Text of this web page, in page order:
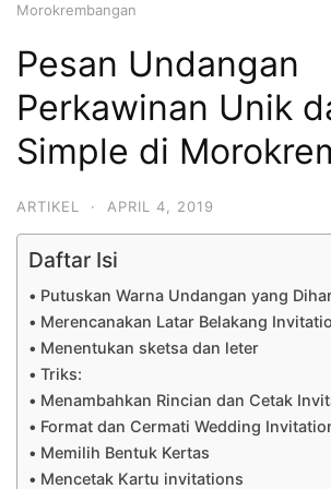
Morokrembangan
Pesan Undangan
Perkawinan Unik
Simple di
ARTIKEL · APRIL 4, 2019
Daftar Isi
Putuskan Warna Undangan yang
Merencanakan Latar Belakang
Menentukan sketsa dan leter
Triks:
Menambahkan Rincian dan Cetak
Format dan Cermati Wedding
Memilih Bentuk Kertas
Mencetak Kartu invitations